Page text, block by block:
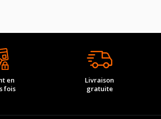
en
fois
Livraison
gratuite